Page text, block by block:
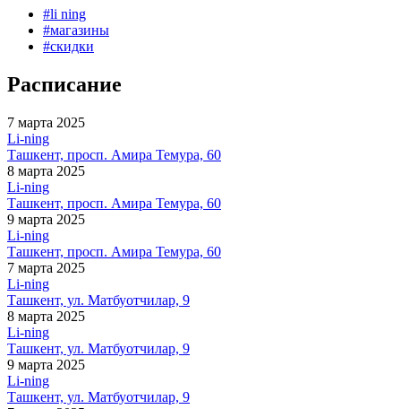
#li ning
#магазины
#скидки
Расписание
7 марта 2025
Li-ning
Ташкент, просп. Амира Темура, 60
8 марта 2025
Li-ning
Ташкент, просп. Амира Темура, 60
9 марта 2025
Li-ning
Ташкент, просп. Амира Темура, 60
7 марта 2025
Li-ning
Ташкент, ул. Матбуотчилар, 9
8 марта 2025
Li-ning
Ташкент, ул. Матбуотчилар, 9
9 марта 2025
Li-ning
Ташкент, ул. Матбуотчилар, 9